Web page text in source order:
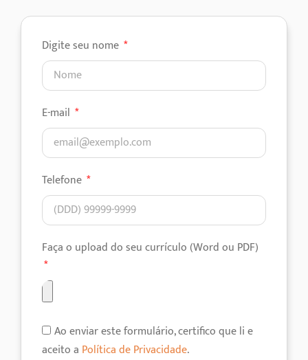
Digite seu nome
E-mail
Telefone
Faça o upload do seu currículo (Word ou PDF)
Ao enviar este formulário, certifico que li e
aceito a Política de Privacidade.